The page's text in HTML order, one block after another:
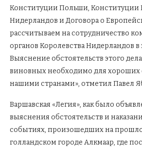
Конституции Польши, Конституции
Нидерландов и Договора о
рассчитываем на сотрудничество
органов Королевства Нидерландов в
Выяснение обстоятельств этого
виновных необходимо для
нашими странами», отметил Павел
Варшавская «Легия», как было
выяснения обстоятельств и
событиях, произошедших на
голландском городе Алкмаар, где